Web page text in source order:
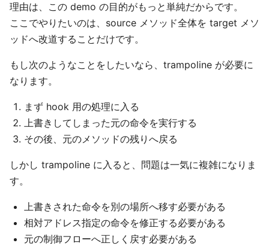
理由は、この demo の目的がもっと単純だからです。
ここでやりたいのは、source メソッド全体を target メソ
ッドへ改道することだけです。
もし次のようなことをしたいなら、trampoline が必要に
なります。
まず hook 用の処理に入る
上書きしてしまった元の命令を実行する
その後、元のメソッドの残りへ戻る
しかし trampoline に入ると、問題は一気に複雑になりま
す。
上書きされた命令を別の場所へ移す必要がある
相対アドレス指定の命令を修正する必要がある
元の制御フローへ正しく戻す必要がある